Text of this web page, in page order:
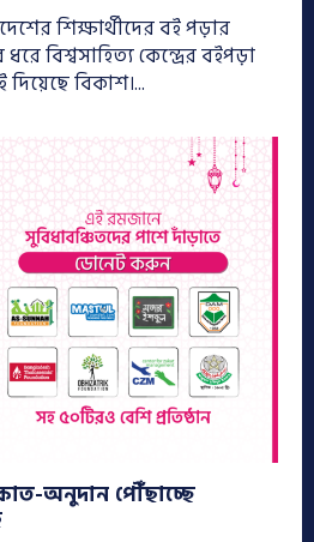
শিক্ষার্থীদের বই পড়ার
বিশ্বসাহিত্য কেন্দ্রের বইপড়া
বিকাশ।...
অনুদান পৌঁছাচ্ছে